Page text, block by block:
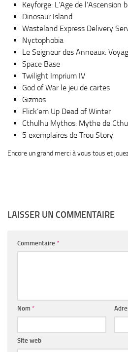
Keyforge: L’Age de l’Ascension
Dinosaur Island
Wasteland Express Delivery
Nyctophobia
Le Seigneur des Anneaux:
Space Base
Twilight Imprium IV
God of War le jeu de cartes
Gizmos
Flick’em Up Dead of Winter
Cthulhu Mythos: Mythe de
5 exemplaires de Trou Story
Encore un grand merci à vous tous et
LAISSER UN COMMENTAIRE
Commentaire *
Nom *
Site web